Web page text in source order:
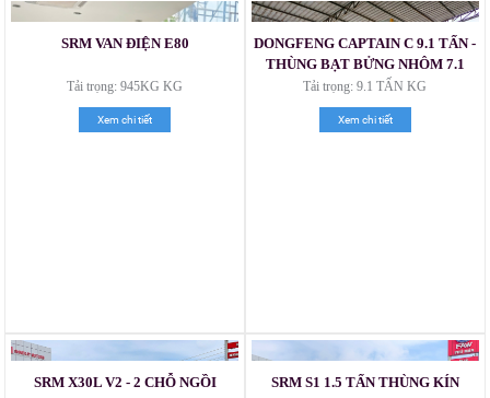
SRM VAN ĐIỆN E80
Tải trọng: 945KG KG
Xem chi tiết
DONGFENG CAPTAIN C 9.1 TẤN -
THÙNG BẠT BỬNG NHÔM 7.1
MÉT
Tải trọng: 9.1 TẤN KG
Xem chi tiết
SRM X30L V2 - 2 CHỖ NGỒI SRM S1 1.5 TẤN THÙNG KÍN
Xe tải Foton 990kg